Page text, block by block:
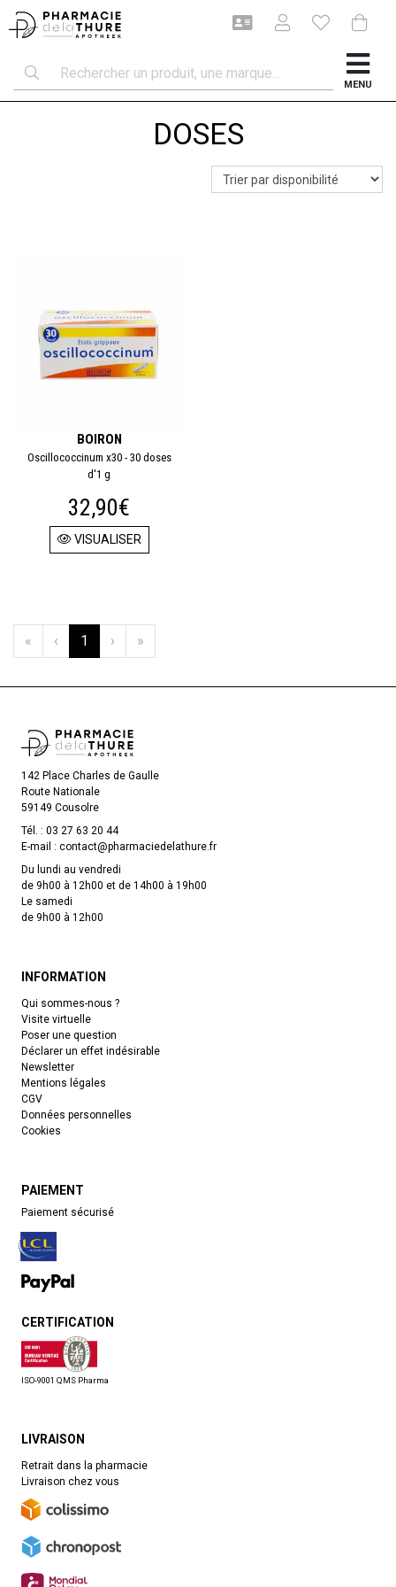
MENU
DOSES
BOIRON
Oscillococcinum x30 - 30 doses
d'1 g
32,90€
VISUALISER
« ‹ 1 › »
142 Place Charles de Gaulle
Route Nationale
59149 Cousolre
Tél. : 03 27 63 20 44
E-mail : contact@pharmaciedelathure.fr
Du lundi au vendredi
de 9h00 à 12h00 et de 14h00 à 19h00
Le samedi
de 9h00 à 12h00
INFORMATION
Qui sommes-nous ?
Visite virtuelle
Poser une question
Déclarer un effet indésirable
Newsletter
Mentions légales
CGV
Données personnelles
Cookies
PAIEMENT
Paiement sécurisé
CERTIFICATION
ISO-9001 QMS Pharma
LIVRAISON
Retrait dans la pharmacie
Livraison chez vous